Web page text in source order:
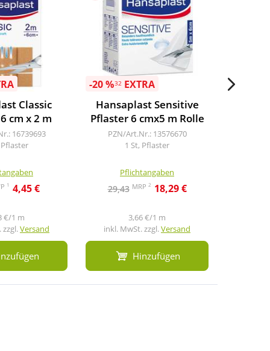
Classic
cm x 2 m
16739693
Pflaster
1 4,45 €
€/1 m
zzgl.Versand
-20 %32EXTRA
Hansaplast Sensitive
Pflaster 6 cmx5 m Rolle
PZN/Art.Nr.: 13576670
1 St, Pflaster
Pflichtangaben
29,43 MRP 2 18,29 €
3,66 €/1 m
inkl. MwSt. zzgl.Versand
Hinzufügen
-20 %